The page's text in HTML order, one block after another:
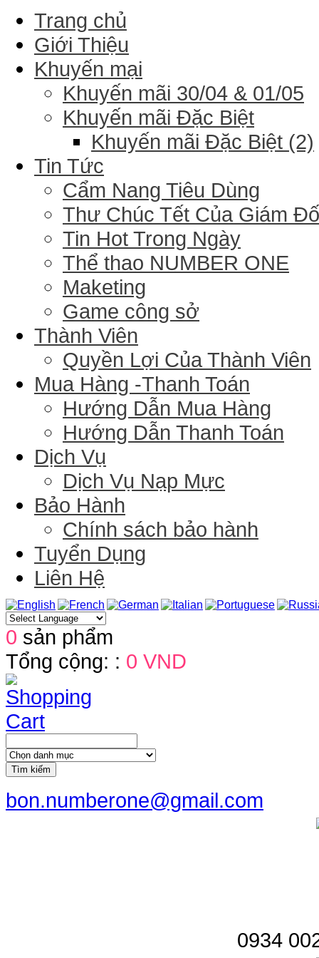
Trang chủ
Giới Thiệu
Khuyến mại
Khuyến mãi 30/04 & 01/05
Khuyến mãi Đặc Biệt
Khuyến mãi Đặc Biệt (2)
Tin Tức
Cẩm Nang Tiêu Dùng
Thư Chúc Tết Của Giám
Tin Hot Trong Ngày
Thể thao NUMBER ONE
Maketing
Game công sở
Thành Viên
Quyền Lợi Của Thành Viên
Mua Hàng -Thanh Toán
Hướng Dẫn Mua Hàng
Hướng Dẫn Thanh Toán
Dịch Vụ
Dịch Vụ Nạp Mực
Bảo Hành
Chính sách bảo hành
Tuyển Dụng
Liên Hệ
0 sản phẩm
Tổng cộng: : 0 VND
Tìm kiếm
bon.numberone@gmail.com
0934